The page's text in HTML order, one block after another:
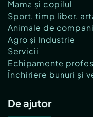
Mama și copilul
Sport, timp liber,
Animale de
Agro și Industrie
Servicii
Echipamente
Închiriere bunuri și
De ajutor